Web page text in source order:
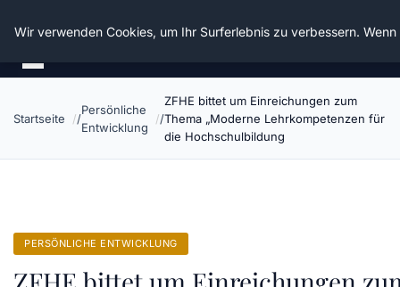
Die Schnitter
Startseite
Persönliche
Entwicklung
ZFHE bittet um Einreichungen zum
Thema „Moderne Lehrkompetenzen für
die Hochschulbildung
PERSÖNLICHE ENTWICKLUNG
Wir verwenden Cookies, um Ihr Surferlebnis zu verbessern.